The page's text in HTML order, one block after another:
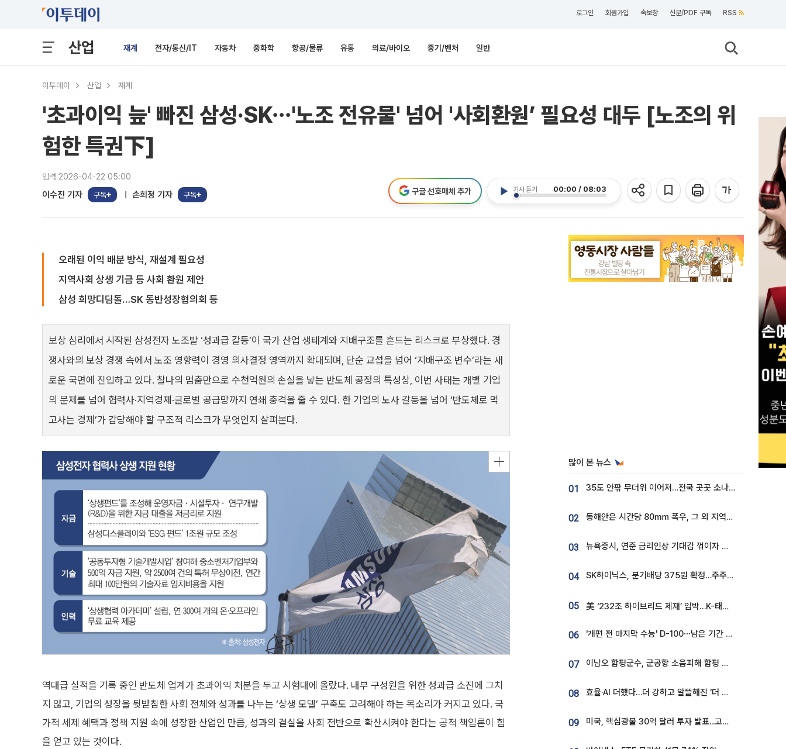
로그인 회원가입 속보창 신문/PDF 구독 RSS
산업 재계 전자/통신/IT 자동차 중화학 항공/물류 유통 의료/바이오 중기/벤처 일반
이투데이 산업 재계
'초과이익 늪' 빠진 삼성·SK⋯'노조 전유물' 넘어 '사회환원’ 필요성 대두 [노조의 위
험한 특권下]
입력 2026-04-22 05:00
이수진 기자 구독 손희정 기자 구독
기사 듣기 00:00 / 08:03
구글 선호매체 추가
오래된 이익 배분 방식, 재설계 필요성
지역사회 상생 기금 등 사회 환원 제안
삼성 희망디딤돌…SK 동반성장협의회 등
보상 심리에서 시작된 삼성전자 노조발 ‘성과급 갈등’이 국가 산업 생태계와 지배구조를 흔드는 리스크로 부상했다. 경
쟁사와의 보상 경쟁 속에서 노조 영향력이 경영 의사결정 영역까지 확대되며, 단순 교섭을 넘어 ‘지배구조 변수’라는 새
로운 국면에 진입하고 있다. 찰나의 멈춤만으로 수천억원의 손실을 낳는 반도체 공정의 특성상, 이번 사태는 개별 기업
의 문제를 넘어 협력사·지역경제·글로벌 공급망까지 연쇄 충격을 줄 수 있다. 한 기업의 노사 갈등을 넘어 ‘반도체로 먹
고사는 경제’가 감당해야 할 구조적 리스크가 무엇인지 살펴본다.
역대급 실적을 기록 중인 반도체 업계가 초과이익 처분을 두고 시험대에 올랐다. 내부 구성원을 위한 성과급 소진에 그치
지 않고, 기업의 성장을 뒷받침한 사회 전체와 성과를 나누는 ‘상생 모델’ 구축도 고려해야 하는 목소리가 커지고 있다. 국
가적 세제 혜택과 정책 지원 속에 성장한 산업인 만큼, 성과의 결실을 사회 전반으로 확산시켜야 한다는 공적 책임론이 힘
을 얻고 있는 것이다.
많이 본 뉴스
01 35도 안팎 무더위 이어져…전국 곳곳 소나기 [오늘 날씨]
02 동해안은 시간당 80㎜ 폭우, 그 외 지역은 폭염…‘극과 극 날씨’
03 뉴욕증시, 연준 금리인상 기대감 꺾이자 상승...S&P500 사상 최고치 [종합]
04 SK하이닉스, 분기배당 375원 확정…주주환원책 9월로 앞당겨 발표
05 美 ‘232조 하이브리드 제재’ 임박…K-태양광, 불확실성 털고 날개 다나
06 '개편 전 마지막 수능' D-100⋯남은 기간 성적 올릴 전략은
07 이남오 함평군수, 군공항 소음피해 함평 보상 요구
08 효율·AI 더했다…더 강하고 알뜰해진 ‘더 뉴 그랜저 하이브리드’ [ET의 모빌리티]
09 미국, 핵심광물 30억 달러 투자 발표...고려아연 대미투자 언급